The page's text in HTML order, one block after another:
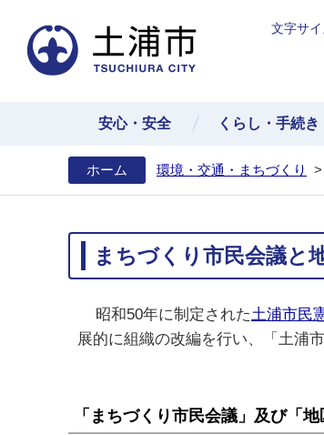
文字サ
安心・安全 くらし・手続き
ホーム 環境・交通・まちづくり >
まちづくり市民会議と
昭和50年に制定された土浦市民
展的に組織の改編を行い、「土浦
「まちづくり市民会議」及び「